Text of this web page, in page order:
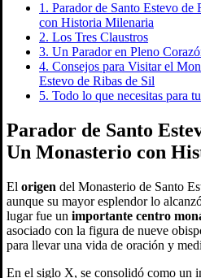
1. Parador de Santo Estevo
con Historia Milenaria
2. Los Tres Claustros
3. Un Parador en Pleno
4. Consejos para Visitar el
Estevo de Ribas de Sil
5. Todo lo que necesitas para
Parador de Santo
Un Monasterio con
El origen del Monasterio de Santo
aunque su mayor esplendor lo
lugar fue un importante centro
asociado con la figura de nueve
para llevar una vida de oración y
En el siglo X, se consolidó como un